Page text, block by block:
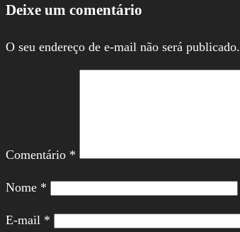
Deixe um comentário
O seu endereço de e-mail não será publicado.
Comentário *
Nome *
E-mail *